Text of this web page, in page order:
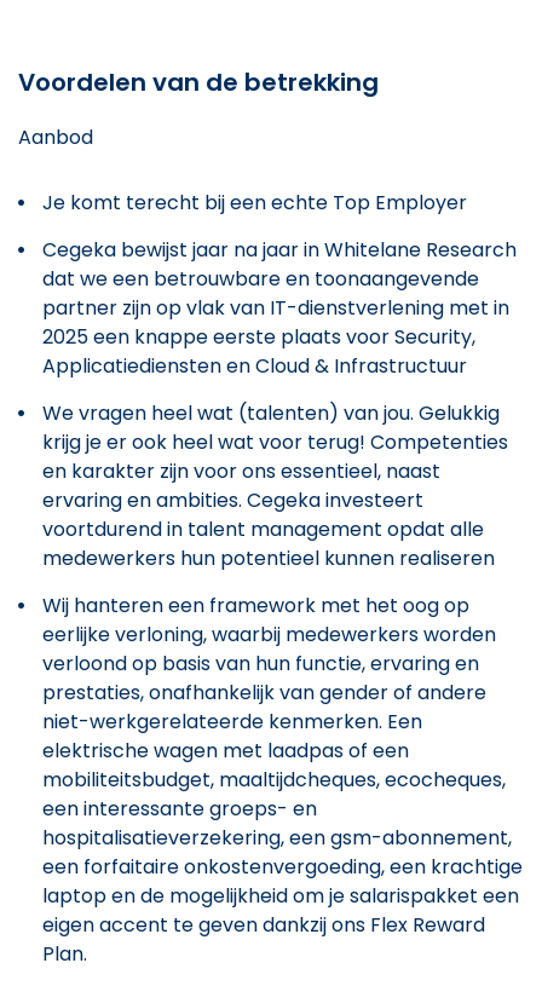
Voordelen van de betrekking
Aanbod
Je komt terecht bij een echte Top Employer
Cegeka bewijst jaar na jaar in Whitelane Research
dat we een betrouwbare en toonaangevende
partner zijn op vlak van IT-dienstverlening met in
2025 een knappe eerste plaats voor Security,
Applicatiediensten en Cloud & Infrastructuur
We vragen heel wat (talenten) van jou. Gelukkig
krijg je er ook heel wat voor terug! Competenties
en karakter zijn voor ons essentieel, naast
ervaring en ambities. Cegeka investeert
voortdurend in talent management opdat alle
medewerkers hun potentieel kunnen realiseren
Wij hanteren een framework met het oog op
eerlijke verloning, waarbij medewerkers worden
verloond op basis van hun functie, ervaring en
prestaties, onafhankelijk van gender of andere
niet-werkgerelateerde kenmerken. Een
elektrische wagen met laadpas of een
mobiliteitsbudget, maaltijdcheques, ecocheques,
een interessante groeps- en
hospitalisatieverzekering, een gsm-abonnement,
een forfaitaire onkostenvergoeding, een krachtige
laptop en de mogelijkheid om je salarispakket een
eigen accent te geven dankzij ons Flex Reward
Plan.